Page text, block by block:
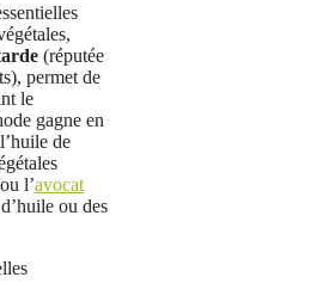
(réputée
permet de
le
gagne en
de
l’avocat
ou des